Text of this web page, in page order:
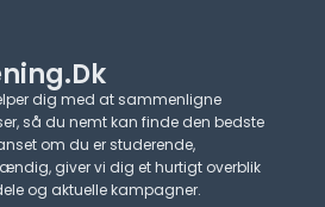
dig med at sammenligne
så du nemt kan finde den bedste
om du er studerende,
giver vi dig et hurtigt overblik
og aktuelle kampagner.​